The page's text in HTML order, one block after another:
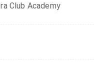
Club Academy